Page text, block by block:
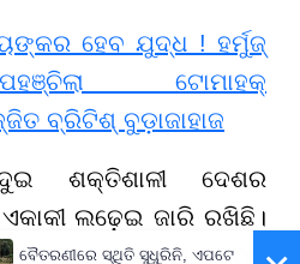
ହେବ ଯୁଦ୍ଧ ! ହର୍ମୁଜ୍
ଟୋମାହକ୍
ବ୍ରିଟିଶ୍ ବୁଡ଼ାଜାହାଜ
ଶକ୍ତିଶାଳୀ ଦେଶର
ଲଢ଼େଇ ଜାରି ରଖିଛି।
ମୃତ୍ୟୁ ସଂଖ୍ୟା ୧୫୦୦
ବୈତରଣୀରେ ସ୍ଥିତି ସୁଧୁରିନି, ଏପଟେ